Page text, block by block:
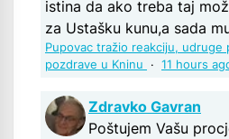
istina da ako treba taj
za Ustašku kunu,a sada
Pupovac tražio reakciju, udruge
pozdrave u Kninu
· 11 hours
Zdravko Gavran
Poštujem Vašu